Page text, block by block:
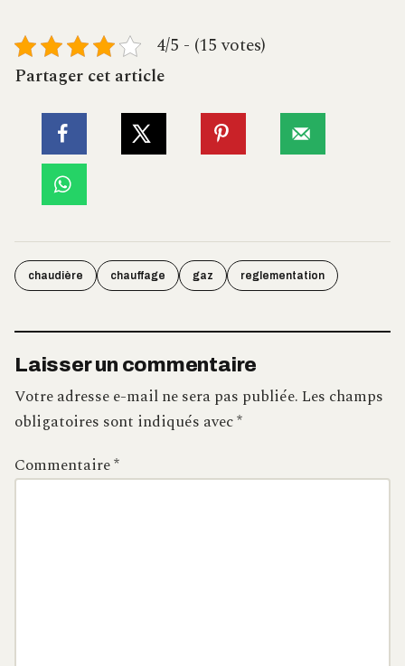
4/5 - (15 votes)
Partager cet article
chaudière chauffage gaz reglementation
Laisser un commentaire
Votre adresse e-mail ne sera pas publiée.Les champs
obligatoires sont indiqués avec*
Commentaire*